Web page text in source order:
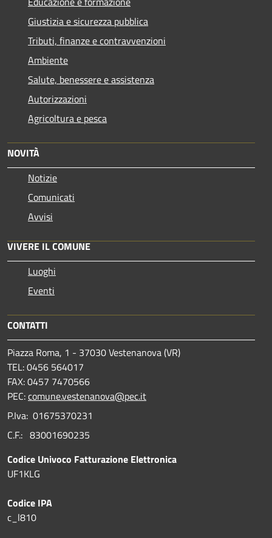
Giustizia e sicurezza pubblica
Tributi, finanze e contravvenzioni
Ambiente
Salute, benessere e assistenza
Autorizzazioni
Agricoltura e pesca
NOVITÀ
Notizie
Comunicati
Avvisi
VIVERE IL COMUNE
Luoghi
Eventi
CONTATTI
Piazza Roma, 1 - 37030 Vestenanova (VR)
TEL: 0456 564017
FAX: 0457 7470566
PEC:comune.vestenanova@pec.it
P.Iva: 01675370231
C.F.: 83001690235
Codice Univoco Fatturazione Elettronica
UF1KLG
Codice IPA
c_l810